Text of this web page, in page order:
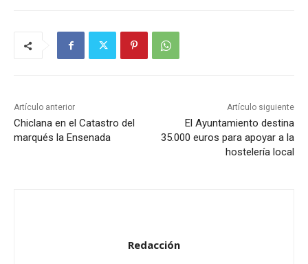
Artículo anterior
Chiclana en el Catastro del
marqués la Ensenada
Artículo siguiente
El Ayuntamiento destina
35.000 euros para apoyar a la
hostelería local
Redacción